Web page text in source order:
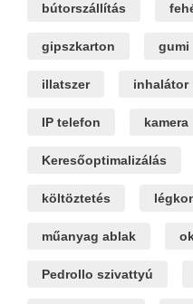
bútorszállítás
gipszkarton gumi
illatszer inhalátor
IP telefon kamera
Keresőoptimalizálás
költöztetés
műanyag ablak
Pedrollo szivattyú